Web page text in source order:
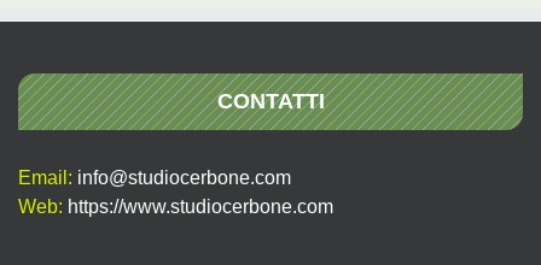
CONTATTI
Email: info@studiocerbone.com
Web: https://www.studiocerbone.com